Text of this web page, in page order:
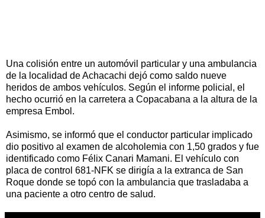
Una colisión entre un automóvil particular y una ambulancia
de la localidad de Achacachi dejó como saldo nueve
heridos de ambos vehículos. Según el informe policial, el
hecho ocurrió en la carretera a Copacabana a la altura de la
empresa Embol.
Asimismo, se informó que el conductor particular implicado
dio positivo al examen de alcoholemia con 1,50 grados y fue
identificado como Félix Canari Mamani. El vehículo con
placa de control 681-NFK se dirigía a la extranca de San
Roque donde se topó con la ambulancia que trasladaba a
una paciente a otro centro de salud.